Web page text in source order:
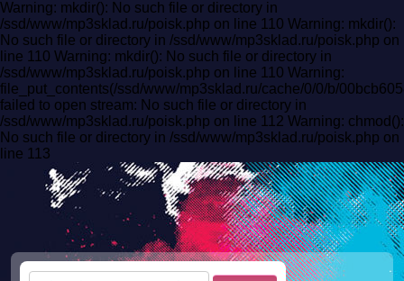
Warning: mkdir(): No such file or directory in
/ssd/www/mp3sklad.ru/poisk.php on line 110 Warning: mkdir():
No such file or directory in /ssd/www/mp3sklad.ru/poisk.php on
line 110 Warning: mkdir(): No such file or directory in
/ssd/www/mp3sklad.ru/poisk.php on line 110 Warning:
file_put_contents(/ssd/www/mp3sklad.ru/cache/0/0/b/
failed to open stream: No such file or directory in
/ssd/www/mp3sklad.ru/poisk.php on line 112 Warning: chmod():
No such file or directory in /ssd/www/mp3sklad.ru/poisk.php on
line 113